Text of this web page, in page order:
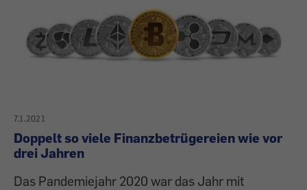
7.1.2021
Doppelt so viele Finanzbetrügereien wie vor
drei Jahren
Das Pandemiejahr 2020 war das Jahr mit